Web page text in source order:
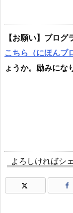
【お願い】ブロ
こちら（にほんブ
ょうか。励みにな
よろしければシ